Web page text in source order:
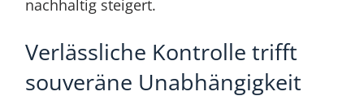
nachhaltig steigert.
Verlässliche Kontrolle trifft
souveräne Unabhängigkeit